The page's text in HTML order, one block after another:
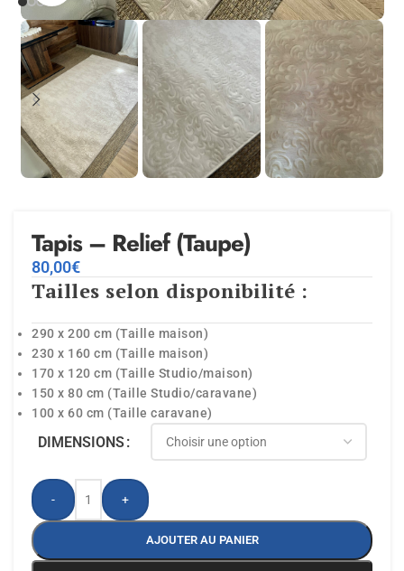
Tapis – Relief (Taupe)
80,00€
Tailles selon disponibilité :
290 x 200 cm (Taille maison)
230 x 160 cm (Taille maison)
170 x 120 cm (Taille Studio/maison)
150 x 80 cm (Taille Studio/caravane)
100 x 60 cm (Taille caravane)
DIMENSIONS
- +
AJOUTER AU PANIER